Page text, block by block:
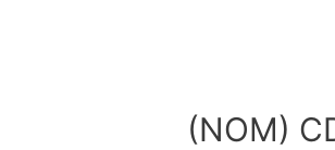
(NOM)